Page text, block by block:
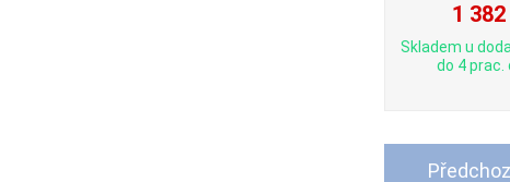
1
Skladem u
do 4 prac.